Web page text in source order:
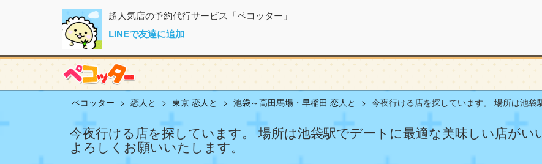
超人気店の予約代行サービス「ペコッター」
LINEで友達に追加
ペコッター 恋人と 東京 恋人と 池袋～高田馬場・早稲田 恋人と 今夜行ける店を探しています。 場所は池袋
今夜行ける店を探しています。 場所は池袋駅でデートに最適な美味しい店が
よろしくお願いいたします。